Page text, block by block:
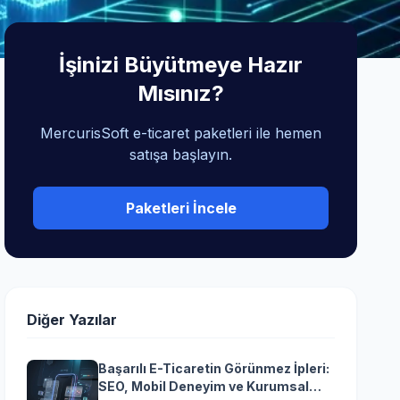
İşinizi Büyütmeye Hazır
Mısınız?
MercurisSoft e-ticaret paketleri ile hemen
satışa başlayın.
Paketleri İncele
Diğer Yazılar
Başarılı E-Ticaretin Görünmez İpleri:
SEO, Mobil Deneyim ve Kurumsal